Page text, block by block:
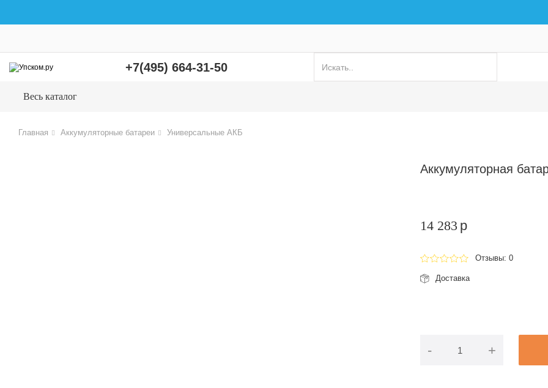
+7(495) 664-31-50
Весь каталог
Главная Аккумуляторные батареи Универсальные АКБ
Аккумуляторная
14 283 p
Отзывы: 0
Доставка
- +